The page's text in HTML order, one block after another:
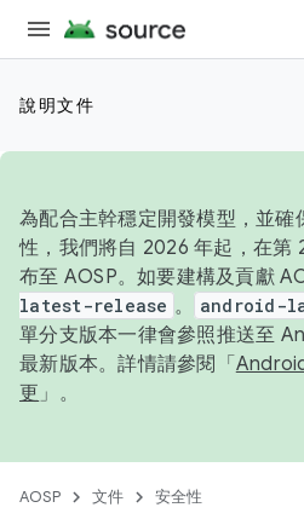
說明文件
為配合主幹穩定開發模型，並確
性，我們將自 2026 年起，在第
布至 AOSP。如要建構及貢獻
latest-release 。 android-
單分支版本一律會參照推送至
最新版本。詳情請參閱「
更 」。
AOSP 文件 安全性